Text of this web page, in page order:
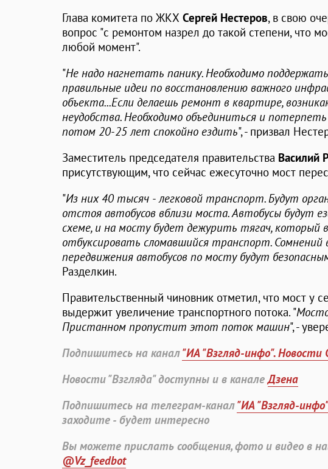
Глава комитета по ЖКХ Сергей Нестеров, в свою
вопрос "с ремонтом назрел до такой степени, что
любой момент".
"Не надо нагнетать панику. Необходимо
правильные идеи по восстановлению важного
объекта...Если делаешь ремонт в квартире,
неудобства. Необходимо объединиться и потерпеть
потом 20-25 лет спокойно ездить", - призвал
Заместитель председателя правительства Василий
присутствующим, что сейчас ежесуточно мост
"Из них 40 тысяч - легковой транспорт. Будут
отстоя автобусов вблизи моста. Автобусы будут
схеме, и на мосту будет дежурить тягач, который
отбуксировать сломавшийся транспорт.
передвижения автобусов по мосту будут
Разделкин.
Правительственный чиновник отметил, что мост у
выдержит увеличение транспортного потока. "
Пристанном пропустит этот поток машин", -
Подпишитесь на канал"ИА "Взгляд-инфо". Новости
Новости "Взгляда" доступны и в каналеДзена
Подпишитесь на телеграм-канал"ИА "Взгляд-
заходите - будет интересно
Вы можете прислать сообщения, фото и видео в
@Vz_feedbot